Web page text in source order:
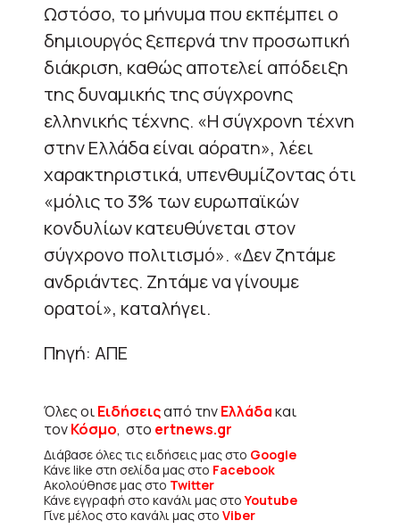
Ωστόσο, το μήνυμα που εκπέμπει ο
δημιουργός ξεπερνά την προσωπική
διάκριση, καθώς αποτελεί απόδειξη
της δυναμικής της σύγχρονης
ελληνικής τέχνης. «Η σύγχρονη τέχνη
στην Ελλάδα είναι αόρατη», λέει
χαρακτηριστικά, υπενθυμίζοντας ότι
«μόλις το 3% των ευρωπαϊκών
κονδυλίων κατευθύνεται στον
σύγχρονο πολιτισμό». «Δεν ζητάμε
ανδριάντες. Ζητάμε να γίνουμε
ορατοί», καταλήγει.
Πηγή: ΑΠΕ
Όλες οιΕιδήσειςαπό τηνΕλλάδακαι
τονΚόσμο, στο ertnews.gr
Διάβασε όλες τις ειδήσεις μας στο Google
Κάνε like στη σελίδα μας στο Facebook
Ακολούθησε μας στο Twitter
Κάνε εγγραφή στο κανάλι μας στοYoutube
Γίνε μέλος στο κανάλι μας στο Viber